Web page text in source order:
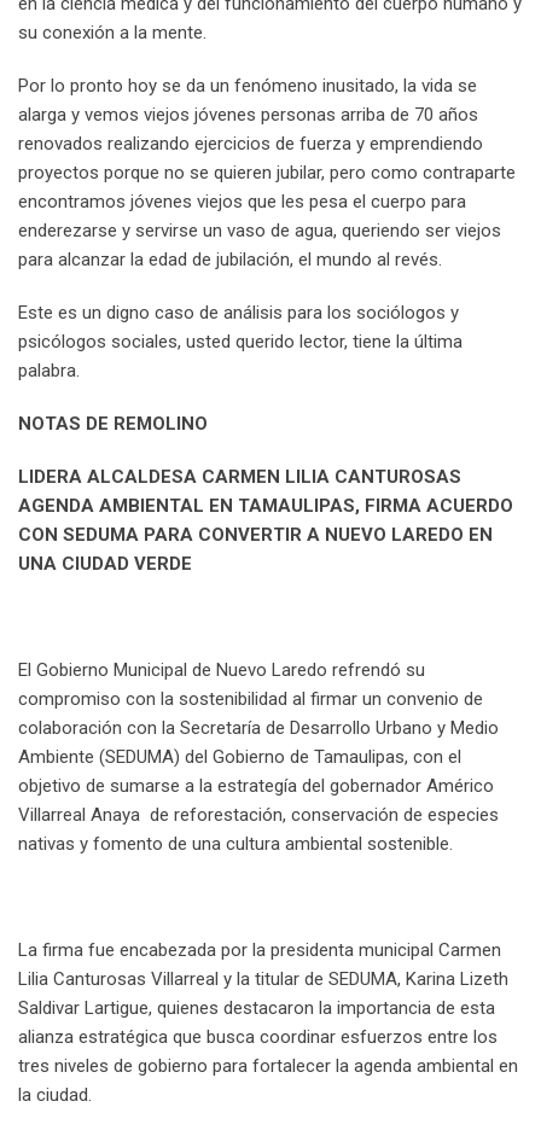
su conexión a la mente.
Por lo pronto hoy se da un fenómeno inusitado, la vida se
alarga y vemos viejos jóvenes personas arriba de 70 años
renovados realizando ejercicios de fuerza y emprendiendo
proyectos porque no se quieren jubilar, pero como contraparte
encontramos jóvenes viejos que les pesa el cuerpo para
enderezarse y servirse un vaso de agua, queriendo ser viejos
para alcanzar la edad de jubilación, el mundo al revés.
Este es un digno caso de análisis para los sociólogos y
psicólogos sociales, usted querido lector, tiene la última
palabra.
NOTAS DE REMOLINO
LIDERA ALCALDESA CARMEN LILIA CANTUROSAS
AGENDA AMBIENTAL EN TAMAULIPAS, FIRMA ACUERDO
CON SEDUMA PARA CONVERTIR A NUEVO LAREDO EN
UNA CIUDAD VERDE
El Gobierno Municipal de Nuevo Laredo refrendó su
compromiso con la sostenibilidad al firmar un convenio de
colaboración con la Secretaría de Desarrollo Urbano y Medio
Ambiente (SEDUMA) del Gobierno de Tamaulipas, con el
objetivo de sumarse a la estrategía del gobernador Américo
Villarreal Anaya de reforestación, conservación de especies
nativas y fomento de una cultura ambiental sostenible.
La firma fue encabezada por la presidenta municipal Carmen
Lilia Canturosas Villarreal y la titular de SEDUMA, Karina Lizeth
Saldivar Lartigue, quienes destacaron la importancia de esta
alianza estratégica que busca coordinar esfuerzos entre los
tres niveles de gobierno para fortalecer la agenda ambiental en
la ciudad.